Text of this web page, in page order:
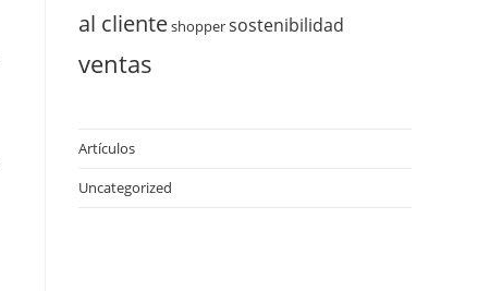
al clienteshoppersostenibilidad
ventas
Artículos
Uncategorized